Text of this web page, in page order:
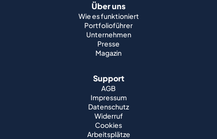
Über uns
Wie es funktioniert
Portfolioführer
Unternehmen
Presse
Magazin
Support
AGB
Impressum
Datenschutz
Widerruf
Cookies
Arbeitsplätze